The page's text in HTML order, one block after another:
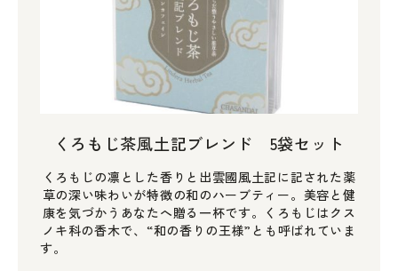
くろもじ茶風土記ブレンド 5袋セット
くろもじの凛とした香りと出雲國風土記に記された薬
草の深い味わいが特徴の和のハーブティー。美容と健
康を気づかうあなたへ贈る一杯です。くろもじはクス
ノキ科の香木で、“和の香りの王様”とも呼ばれていま
す。